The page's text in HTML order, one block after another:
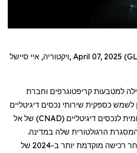
ויקטוריה, איי סיישל, April 07, 2025 (GLOBE NEWSWIRE) -
למטבעות קריפטוגרפים וחברת
לשמש כספקית שירותי נכסים דיגיטליים
לנכסים דיגיטליים (CNAD) של אל
הרגולטורית שלה במדינה.
התפתחות זו מגיעה לאחר רכישה מוקדמת יותר ב-2024 של